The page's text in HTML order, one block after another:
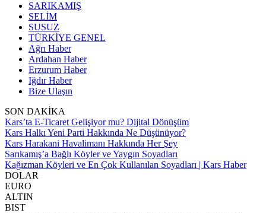
SARIKAMIŞ
SELİM
SUSUZ
TÜRKİYE GENEL
Ağrı Haber
Ardahan Haber
Erzurum Haber
Iğdır Haber
Bize Ulaşın
SON DAKİKA
Kars’ta E-Ticaret Gelişiyor mu? Dijital Dönüşüm
Kars Halkı Yeni Parti Hakkında Ne Düşünüyor?
Kars Harakani Havalimanı Hakkında Her Şey
Sarıkamış’a Bağlı Köyler ve Yaygın Soyadları
Kağızman Köyleri ve En Çok Kullanılan Soyadları | Kars Haber
DOLAR
EURO
ALTIN
BIST